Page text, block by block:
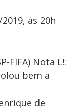
às 20h
FIFA) Nota L!:
bem a
de